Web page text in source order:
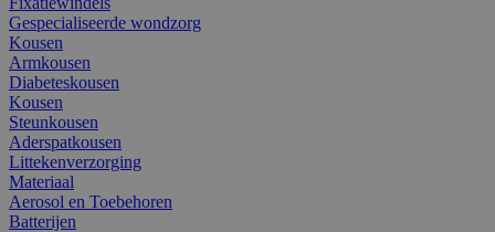
Gespecialiseerde wondzorg
Kousen
Armkousen
Diabeteskousen
Kousen
Steunkousen
Aderspatkousen
Littekenverzorging
Materiaal
Aerosol en Toebehoren
Batterijen